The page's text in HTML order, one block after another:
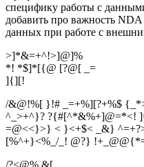
специфику работы с
добавить про важность
данных при работе с
>]*&=+^!>]@]%
*! *$]*[{@ [?@[ _=
]{][!
/&@!%[ }!# _=+%][?+%$
^_>+^}? ?{#[^*&%+]@=*<!
=@<<}>} < }<+$< _&}
[%^+}<%_/_! @?}
/?<@% &[